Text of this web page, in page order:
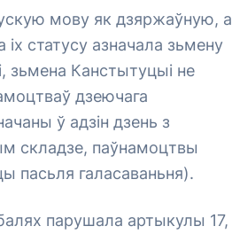
мову як дзяржаўную, а
статусу азначала зьмену
зьмена Канстытуцыі не
дзеючага
ў адзін дзень з
складзе, паўнамоцтвы
пасьля галасаваньня).
парушала артыкулы 17,